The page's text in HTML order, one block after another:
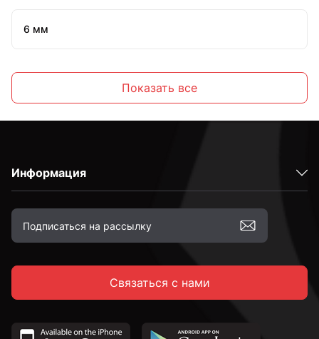
6 мм
10 мм
12 мм
16 мм
Показать все
Информация
Связаться с нами